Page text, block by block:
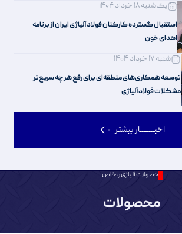
یک‌شنبه 18 خرداد 1404
استقبال گسترده کارکنان فولاد آلیاژی ایران از برنامه
اهدای خون
شنبه 17 خرداد 1404
توسعه همکاری‌های منطقه‌ای برای رفع هر چه سریع‌تر
مشکلات فولاد آلیاژی
اخبــــــــار بیشتر
محصولات آلیاژی و خاص
محصولات